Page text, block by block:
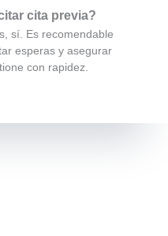
cita previa?
sí. Es recomendable
esperas y asegurar
con rapidez.